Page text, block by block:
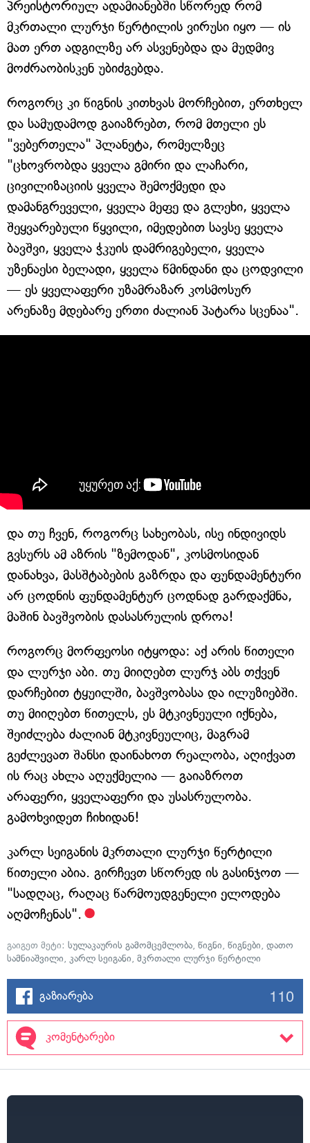
პრეისტორიულ ადამიანებში სწორედ რომ
მკრთალი ლურჯი წერტილის ვირუსი იყო — ის
მათ ერთ ადგილზე არ ასვენებდა და მუდმივ
მოძრაობისკენ უბიძგებდა.
როგორც კი წიგნის კითხვას მორჩებით, ერთხელ
და სამუდამოდ გაიაზრებთ, რომ მთელი ეს
"ვებერთელა" პლანეტა, რომელზეც
"ცხოვრობდა ყველა გმირი და ლაჩარი,
ცივილიზაციის ყველა შემოქმედი და
დამანგრეველი, ყველა მეფე და გლეხი, ყველა
შეყვარებული წყვილი, იმედებით სავსე ყველა
ბავშვი, ყველა ჭკუის დამრიგებელი, ყველა
უზენაესი ბელადი, ყველა წმინდანი და ცოდვილი
— ეს ყველაფერი უზამრაზარ კოსმოსურ
არენაზე მდებარე ერთი ძალიან პატარა სცენაა".
და თუ ჩვენ, როგორც სახეობას, ისე ინდივიდს
გვსურს ამ აზრის "ზემოდან", კოსმოსიდან
დანახვა, მასშტაბების გაზრდა და ფუნდამენტური
არ ცოდნის ფუნდამენტურ ცოდნად გარდაქმნა,
მაშინ ბავშვობის დასასრულის დროა!
როგორც მორფეოსი იტყოდა: აქ არის წითელი
და ლურჯი აბი. თუ მიიღებთ ლურჯ აბს თქვენ
დარჩებით ტყუილში, ბავშვობასა და ილუზიებში.
თუ მიიღებთ წითელს, ეს მტკივნეული იქნება,
შეიძლება ძალიან მტკივნეულიც, მაგრამ
გეძლევათ შანსი დაინახოთ რეალობა, აღიქვათ
ის რაც ახლა აღუქმელია — გაიაზროთ
არაფერი, ყველაფერი და უსასრულობა.
გამოხვიდეთ ჩიხიდან!
კარლ სეიგანის მკრთალი ლურჯი წერტილი
წითელი აბია. გირჩევთ სწორედ ის გასინჯოთ —
"სადღაც, რაღაც წარმოუდგენელი ელოდება
აღმოჩენას".
გაიგეთ მეტი: სულაკაურის გამომცემლობა, წიგნი, წიგნები, დათო
სამნიაშვილი, კარლ სეიგანი, მკრთალი ლურჯი წერტილი
გაზიარება 110
კომენტარები